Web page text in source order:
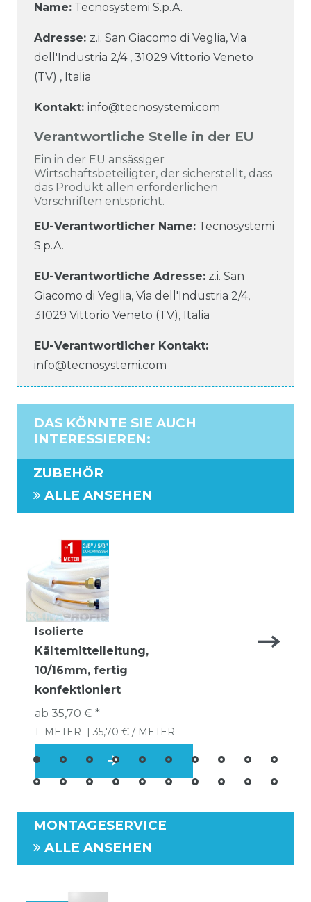
Name: Tecnosystemi S.p.A.
Adresse: z.i. San Giacomo di Veglia, Via
dell'Industria 2/4, 31029 Vittorio Veneto
(TV) , Italia
Kontakt: info@tecnosystemi.com
Verantwortliche Stelle in der EU
Ein in der EU ansässiger
Wirtschaftsbeteiligter, der sicherstellt, dass
das Produkt allen erforderlichen
Vorschriften entspricht.
EU-Verantwortlicher Name: Tecnosystemi
S.p.A.
EU-Verantwortliche Adresse: z.i. San
Giacomo di Veglia, Via dell'Industria 2/4,
31029 Vittorio Veneto (TV), Italia
EU-Verantwortlicher Kontakt:
info@tecnosystemi.com
DAS KÖNNTE SIE AUCH
INTERESSIEREN:
ZUBEHÖR
ALLE ANSEHEN
Isolierte
Kältemittelleitung,
10/16mm, fertig
konfektioniert
ab 35,70 € *
1 METER | 35,70 € / METER
MONTAGESERVICE
ALLE ANSEHEN